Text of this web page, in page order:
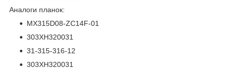
Аналоги планок:
MX315D08-ZC14F-01
303XH320031
31-315-316-12
303XH320031